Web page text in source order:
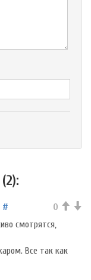
2):
#
0
смотрятся,
Все так как